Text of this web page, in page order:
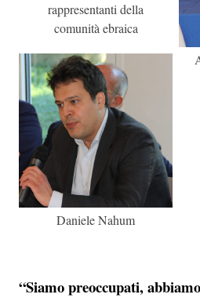
rappresentanti della
comunità ebraica
Daniele Nahum
“Siamo preoccupati,